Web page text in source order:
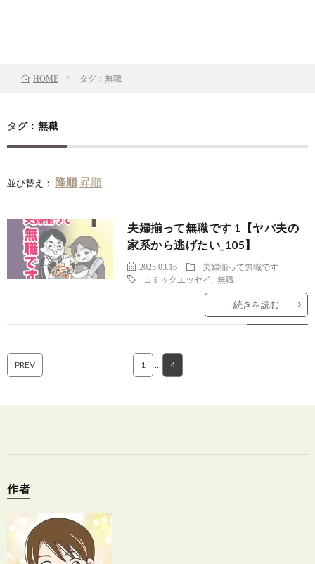
HOME タグ：無職
タグ：無職
並び替え：
夫婦揃って無職です 1【ヤバ夫の
家系から逃げたい_105】
2025.03.16
夫婦揃って無職です
コミックエッセイ
,無職
続きを読む
PREV 1 4
作者